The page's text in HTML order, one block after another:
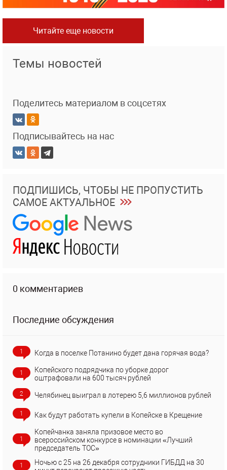
Читайте еще новости
Темы новостей
Поделитесь материалом в соцсетях
Подписывайтесь на нас
ПОДПИШИСЬ, ЧТОБЫ НЕ ПРОПУСТИТЬ
САМОЕ АКТУАЛЬНОЕ
0 комментариев
Последние обсуждения
1 Когда в поселке Потанино будет дана горячая вода?
1
Копейского подрядчика по уборке дорог
оштрафовали на 600 тысяч рублей
2 Челябинец выиграл в лотерею 5,6 миллионов рублей
1 Как будут работать купели в Копейске в Крещение
1
Копейчанка заняла призовое место во
всероссийском конкурсе в номинации «Лучший
председатель ТОС»
1
Ночью с 25 на 26 декабря сотрудники ГИБДД на 30